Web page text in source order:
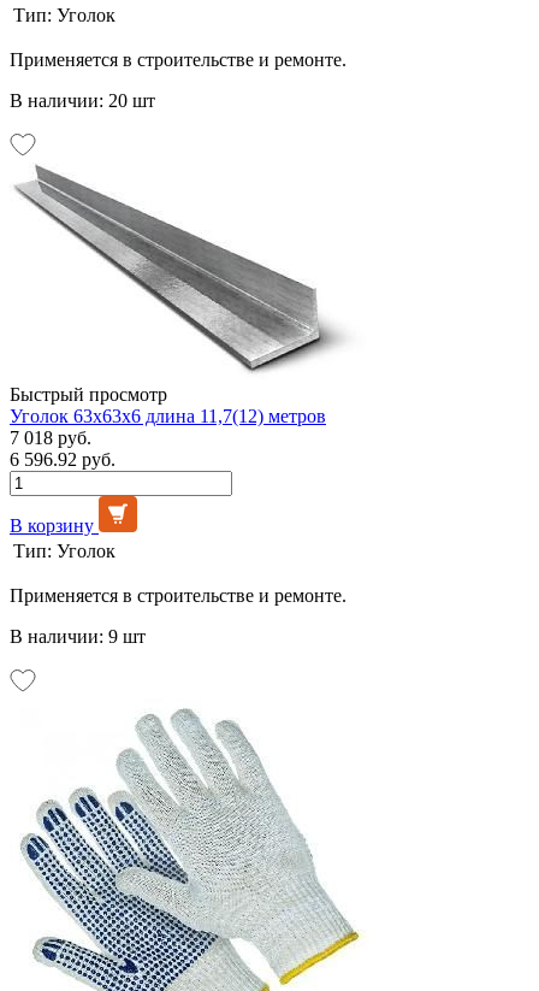
Тип: Уголок
Применяется в строительстве и ремонте.
В наличии: 20 шт
Быстрый просмотр
Уголок 63х63х6 длина 11,7(12) метров
7 018 руб.
6 596.92 руб.
В корзину
Тип: Уголок
Применяется в строительстве и ремонте.
В наличии: 9 шт